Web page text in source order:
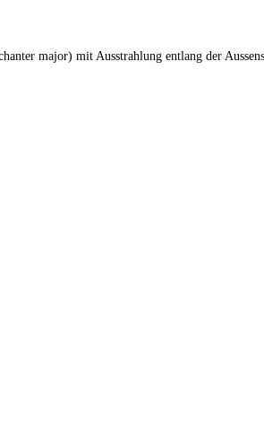
major) mit Ausstrahlung entlang der